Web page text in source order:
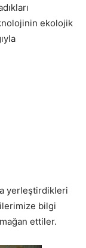
ekolojik
yerleştirdikleri
bilgi
ettiler.